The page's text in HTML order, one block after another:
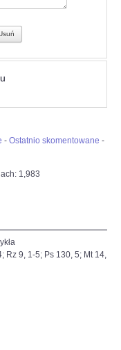
- Ostatnio skomentowane -
1,983
Rz 9, 1-5; Ps 130, 5; Mt 14,